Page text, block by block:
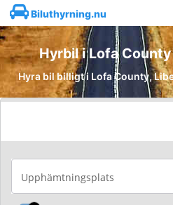
Biluthyrning.nu
Hyrbil i Lofa
Hyra bil billigt i Lofa County,
Upphämtningsplats